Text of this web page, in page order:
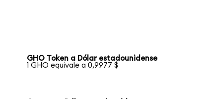
GHO Token a Dólar estadounidense
1 GHO equivale a 0,9977 $